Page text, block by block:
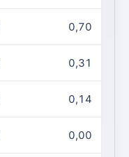
0,70
0,31
0,14
0,00